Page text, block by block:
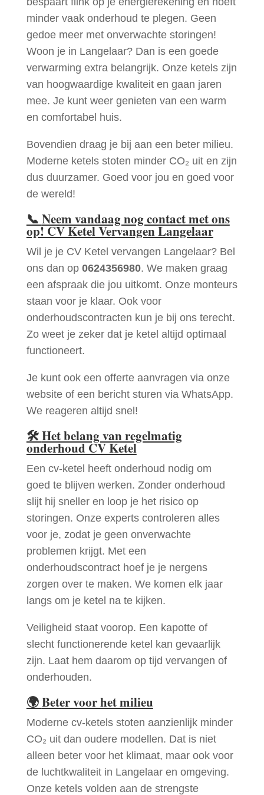
minder vaak onderhoud te plegen. Geen
gedoe meer met onverwachte storingen!
Woon je in Langelaar? Dan is een goede
verwarming extra belangrijk. Onze ketels zijn
van hoogwaardige kwaliteit en gaan jaren
mee. Je kunt weer genieten van een warm
en comfortabel huis.
Bovendien draag je bij aan een beter milieu.
Moderne ketels stoten minder CO₂ uit en zijn
dus duurzamer. Goed voor jou en goed voor
de wereld!
📞 Neem vandaag nog contact met ons
op! CV Ketel Vervangen Langelaar
Wil je je CV Ketel vervangen Langelaar? Bel
ons dan op 0624356980. We maken graag
een afspraak die jou uitkomt. Onze monteurs
staan voor je klaar. Ook voor
onderhoudscontracten kun je bij ons terecht.
Zo weet je zeker dat je ketel altijd optimaal
functioneert.
Je kunt ook een offerte aanvragen via onze
website of een bericht sturen via WhatsApp.
We reageren altijd snel!
🛠Het belang van regelmatig
onderhoud CV Ketel
Een cv-ketel heeft onderhoud nodig om
goed te blijven werken. Zonder onderhoud
slijt hij sneller en loop je het risico op
storingen. Onze experts controleren alles
voor je, zodat je geen onverwachte
problemen krijgt. Met een
onderhoudscontract hoef je je nergens
zorgen over te maken. We komen elk jaar
langs om je ketel na te kijken.
Veiligheid staat voorop. Een kapotte of
slecht functionerende ketel kan gevaarlijk
zijn. Laat hem daarom op tijd vervangen of
onderhouden.
🌍Beter voor het milieu
Moderne cv-ketels stoten aanzienlijk minder
CO₂ uit dan oudere modellen. Dat is niet
alleen beter voor het klimaat, maar ook voor
de luchtkwaliteit in Langelaar en omgeving.
Onze ketels volden aan de strengste